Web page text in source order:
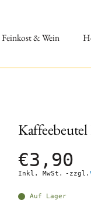
Feinkost & Wein
€3,90
Inkl. MwSt. -zzgl.
Auf Lager